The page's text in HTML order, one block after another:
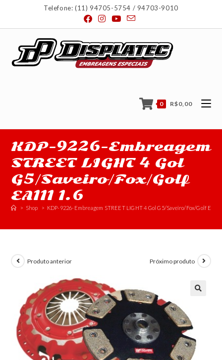
Telefone: (11) 94705-5754 / 94703-9010
0 R$0,00
KDP-9226-Embreagem
STREET LIGHT 4 Gol
G5/Saveiro/Fox/Golf
EA111 1.6
> Shop > KDP-9226-Embreagem STREET LIGHT 4 Gol G5/Saveiro/Fox/Golf
Produto anterior Próximo produto